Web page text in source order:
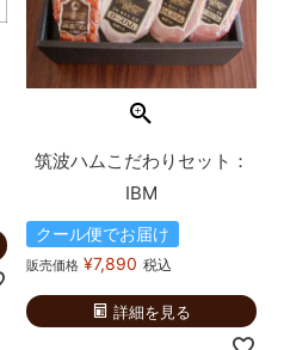
筑波ハムこだわりセット：
IBM
クール便でお届け
販売価格 ¥7,890 税込
詳細を見る